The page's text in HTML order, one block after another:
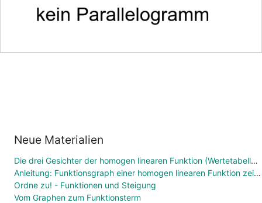
Neue Materialien
Die drei Gesichter der homogen linearen Funktion (Wertetabelle, Funktionsgleichung, Graph)
Anleitung: Funktionsgraph einer homogen linearen Funktion zeichnen
Ordne zu! - Funktionen und Steigung
Vom Graphen zum Funktionsterm